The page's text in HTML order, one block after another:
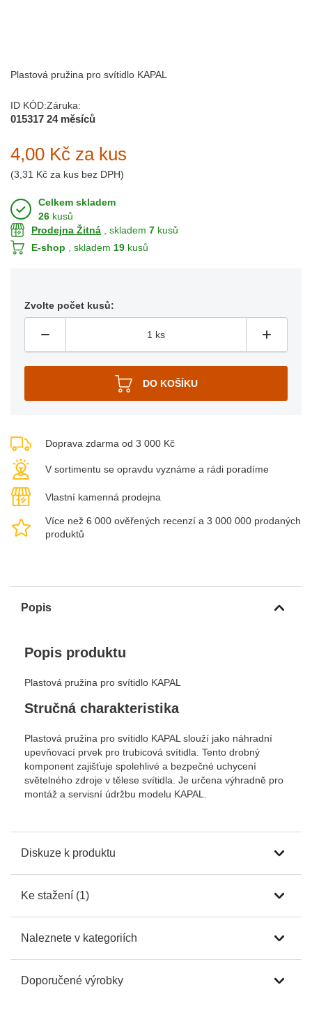
Plastová pružina pro svítidlo KAPAL
ID KÓD:
015317
Záruka:
24 měsíců
4,00 Kč za kus
(3,31 Kč za kus bez DPH)
Celkem skladem
26 kusů
Prodejna Žitná , skladem 7 kusů
E-shop , skladem 19 kusů
Zvolte počet kusů:
Doprava zdarma od 3 000 Kč
V sortimentu se opravdu vyznáme a rádi poradíme
Vlastní kamenná prodejna
Více než 6 000 ověřených recenzí a 3 000 000 prodaných
produktů
Popis
Popis produktu
Plastová pružina pro svítidlo KAPAL
Stručná charakteristika
Plastová pružina pro svítidlo KAPAL slouží jako náhradní
upevňovací prvek pro trubicová svítidla. Tento drobný
komponent zajišťuje spolehlivé a bezpečné uchycení
světelného zdroje v tělese svítidla. Je určena výhradně pro
montáž a servisní údržbu modelu KAPAL.
Diskuze k produktu
Ke stažení (1)
Naleznete v kategoriích
Doporučené výrobky